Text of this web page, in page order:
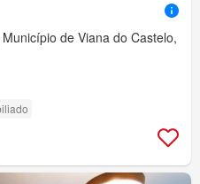
de Viana do Castelo,